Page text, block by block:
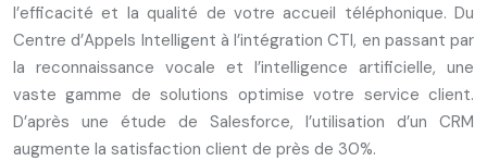
l’efficacité et la qualité de votre accueil téléphonique. Du
Centre d’Appels Intelligent à l’intégration CTI, en passant par
la reconnaissance vocale et l’intelligence artificielle, une
vaste gamme de solutions optimise votre service client.
D’après une étude de Salesforce, l’utilisation d’un CRM
augmente la satisfaction client de près de 30%.